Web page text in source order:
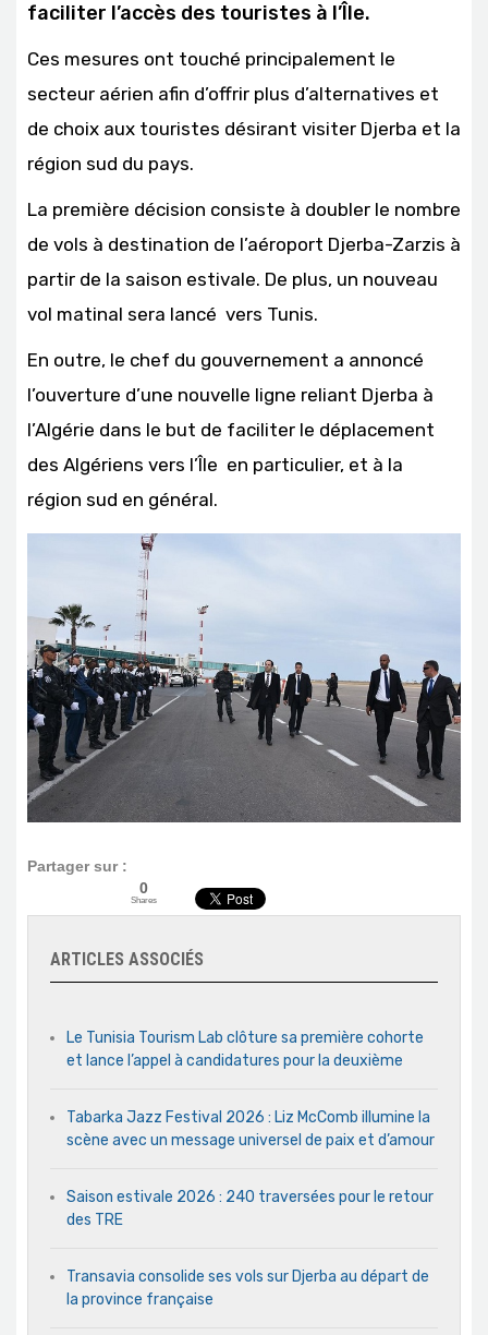
faciliter l’accès des touristes à l’Île.
Ces mesures ont touché principalement le
secteur aérien afin d’offrir plus d’alternatives et
de choix aux touristes désirant visiter Djerba et la
région sud du pays.
La première décision consiste à doubler le nombre
de vols à destination de l’aéroport Djerba-Zarzis à
partir de la saison estivale. De plus, un nouveau
vol matinal sera lancé vers Tunis.
En outre, le chef du gouvernement a annoncé
l’ouverture d’une nouvelle ligne reliant Djerba à
l’Algérie dans le but de faciliter le déplacement
des Algériens vers l’Île en particulier, et à la
région sud en général.
Partager sur :
0
Shares
ARTICLES ASSOCIÉS
Le Tunisia Tourism Lab clôture sa première cohorte
et lance l’appel à candidatures pour la deuxième
Tabarka Jazz Festival 2026 : Liz McComb illumine la
scène avec un message universel de paix et d’amour
Saison estivale 2026 : 240 traversées pour le retour
des TRE
Transavia consolide ses vols sur Djerba au départ de
la province française